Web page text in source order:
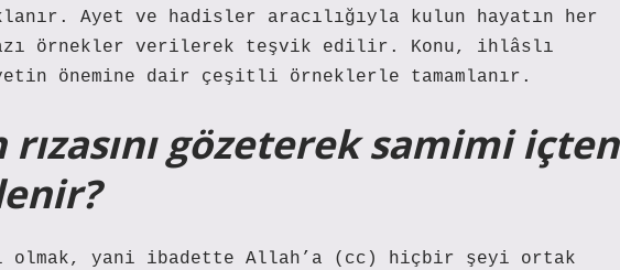
Ayet ve hadisler aracılığıyla kulun hayatın her
örnekler verilerek teşvik edilir. Konu, ihlâslı
önemine dair çeşitli örneklerle tamamlanır.
rızasını gözeterek samimi içten
olmak, yani ibadette Allah’a (cc) hiçbir şeyi ortak